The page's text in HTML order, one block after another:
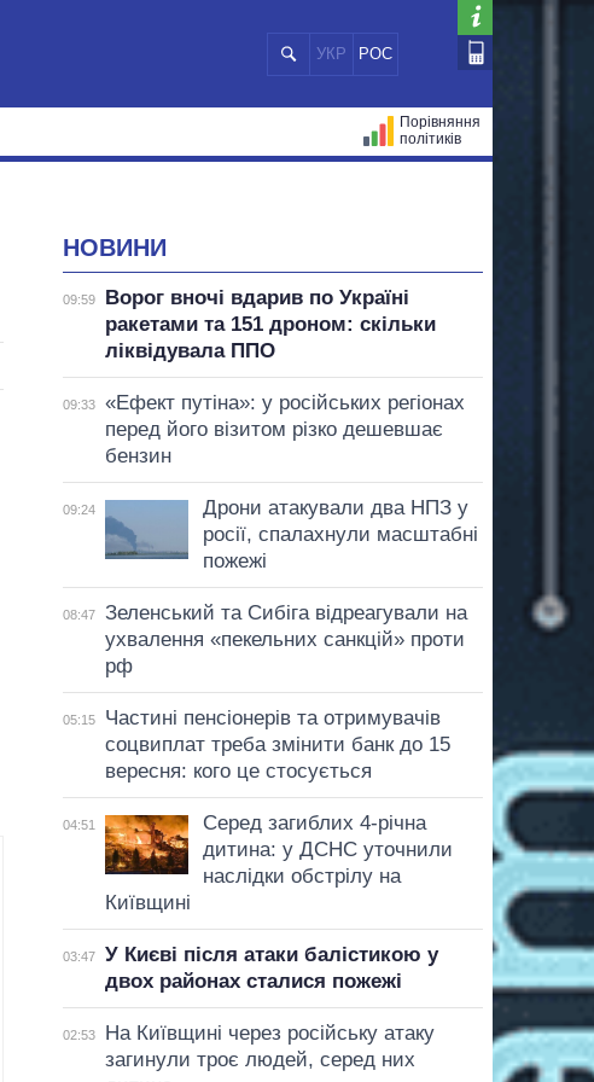
УКР РОС
Порівняння
політиків
НОВИНИ
09:59
Ворог вночі вдарив по Україні
ракетами та 151 дроном: скільки
ліквідувала ППО
09:33
«Ефект путіна»: у російських регіонах
перед його візитом різко дешевшає
бензин
09:24
Дрони атакували два НПЗ у
росії, спалахнули масштабні
пожежі
08:47
Зеленський та Сибіга відреагували на
ухвалення «пекельних санкцій» проти
рф
05:15
Частині пенсіонерів та отримувачів
соцвиплат треба змінити банк до 15
вересня: кого це стосується
04:51
Серед загиблих 4-річна
дитина: у ДСНС уточнили
наслідки обстрілу на
Київщині
03:47
У Києві після атаки балістикою у
двох районах сталися пожежі
02:53
На Київщині через російську атаку
загинули троє людей, серед них